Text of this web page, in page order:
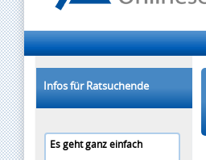
Infos für Ratsuchende
Es geht ganz einfach